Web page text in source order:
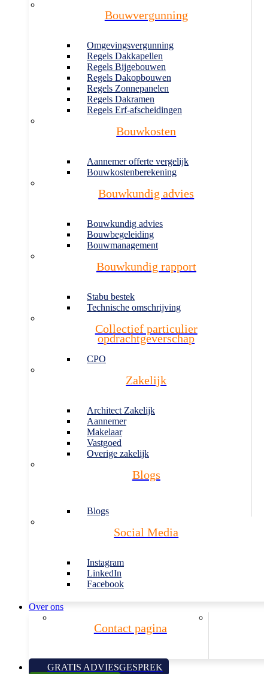
Bouwvergunning
Omgevingsvergunning
Regels Dakkapellen
Regels Bijgebouwen
Regels Dakopbouwen
Regels Zonnepanelen
Regels Dakramen
Regels Erf-afscheidingen
Bouwkosten
Aannemer offerte vergelijk
Bouwkostenberekening
Bouwkundig advies
Bouwkundig advies
Bouwbegeleiding
Bouwmanagement
Bouwkundig rapport
Stabu bestek
Technische omschrijving
Collectief particulier
opdrachtgeverschap
CPO
Zakelijk
Architect Zakelijk
Aannemer
Makelaar
Vastgoed
Overige zakelijk
Blogs
Blogs
Social Media
Instagram
LinkedIn
Facebook
Over ons
Contact pagina
GRATIS ADVIESGESPREK